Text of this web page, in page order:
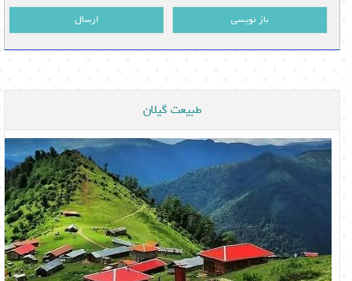
ارسال باز نویسی
طبیعت گیلان